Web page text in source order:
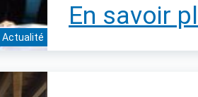
Actualité
En savoir